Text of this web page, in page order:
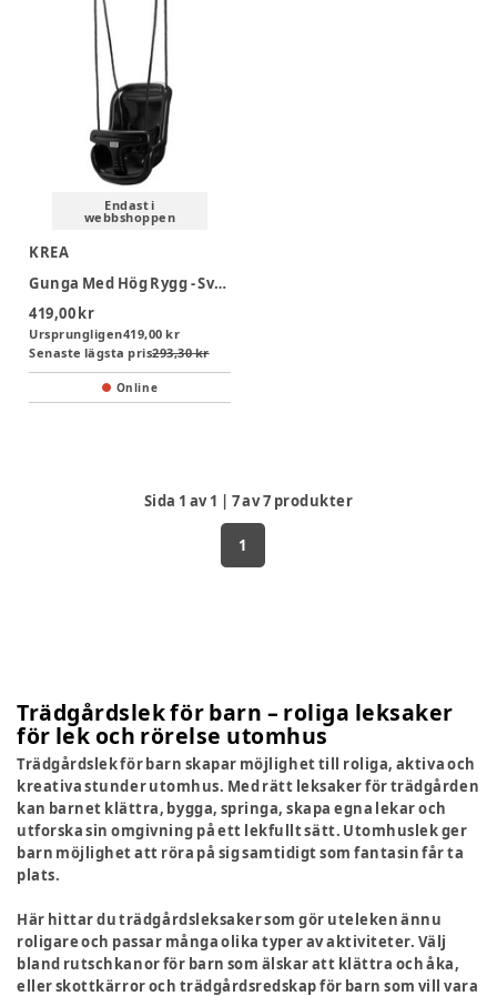
Endast i
webbshoppen
KREA
Gunga Med Hög Rygg - Svart
419,00 kr
Ursprungligen419,00 kr
Senaste lägsta pris293,30 kr
Online
Sida 1 av1 | 7av7 produkter
1
Trädgårdslek för barn – roliga leksaker
för lek och rörelse utomhus
Trädgårdslek för barn skapar möjlighet till roliga, aktiva och
kreativa stunder utomhus. Med rätt leksaker för trädgården
kan barnet klättra, bygga, springa, skapa egna lekar och
utforska sin omgivning på ett lekfullt sätt. Utomhuslek ger
barn möjlighet att röra på sig samtidigt som fantasin får ta
plats.
Här hittar du trädgårdsleksaker som gör uteleken ännu
roligare och passar många olika typer av aktiviteter. Välj
bland rutschkanor för barn som älskar att klättra och åka,
eller skottkärror och trädgårdsredskap för barn som vill vara